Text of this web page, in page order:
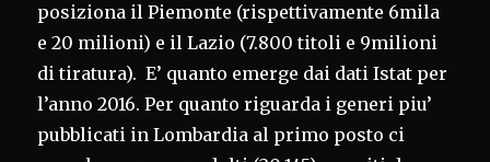
posiziona il Piemonte (rispettivamente 6mila
e 20 milioni) e il Lazio (7.800 titoli e 9milioni
di tiratura). E’ quanto emerge dai dati Istat per
l’anno 2016. Per quanto riguarda i generi piu’
pubblicati in Lombardia al primo posto ci